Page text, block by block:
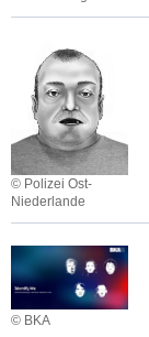
f
h
r
l
i
h
e
K
ö
r
p
m
u
s
s
W
a
a
l
b
e
i
m
ä
n
n
l
i
c
h
e
b
e
k
a
n
n
r
T
© Polizei Ost-
Niederlande
n
b
e
© BKA